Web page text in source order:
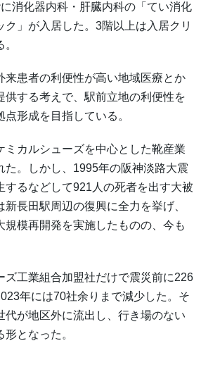
に消化器内科・肝臓内科の「てい消化
ク」が入居した。3階以上は入居クリ
患者の利便性が高い地域医療とか
供する考えで、駅前立地の利便性を
形成を目指している。
カルシューズを中心とした靴産業
た。しかし、1995年の阪神淡路大震
するなどして921人の死者を出す大被
長田駅周辺の復興に全力を挙げ、
規模再開発を実施したものの、今も
工業組合加盟社だけで震災前に226
年には70社余りまで減少した。そ
代が地区外に流出し、行き場のない
となった。